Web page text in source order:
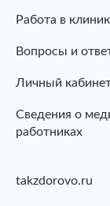
Работа в
Вопросы и
Личный
Сведения о
работниках
takzdorovo.ru